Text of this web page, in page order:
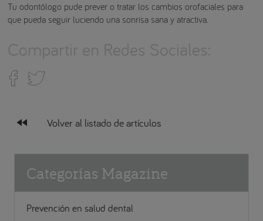
Tu odontólogo pude prever o tratar los cambios orofaciales para
que pueda seguir luciendo una sonrisa sana y atractiva.
fast_rewind Volver al listado de artículos
Categorías Magazine
Prevención en salud dental